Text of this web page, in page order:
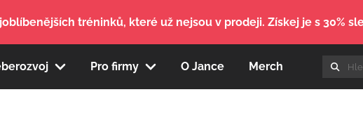
tréninků, které už nejsou v prodeji. Získej je s 30%
Pro firmy O Jance Merch